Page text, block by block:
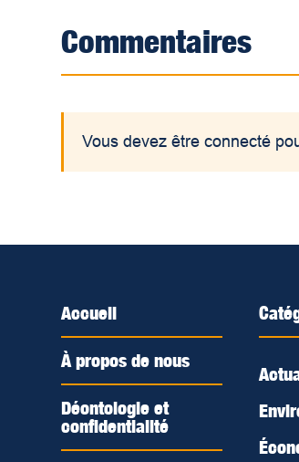
Commentaires
Vous devez être connecté
Accueil
À propos de nous
Déontologie et
confidentialité